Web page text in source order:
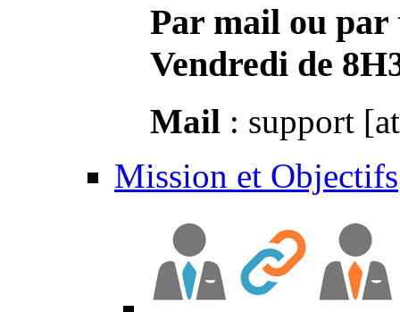
Par mail ou par
Vendredi de
Mail : support
Mission et Objectifs